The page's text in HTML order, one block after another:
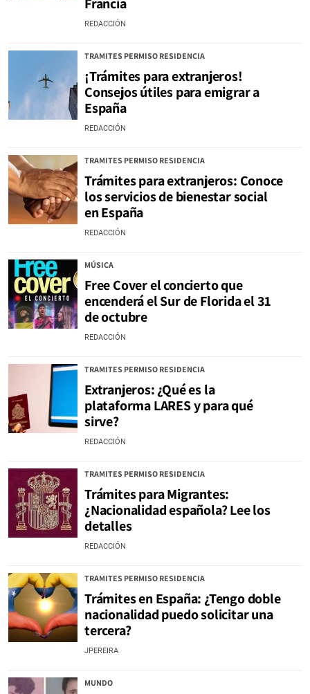
REDACCIÓN
TRAMITES PERMISO RESIDENCIA
¡Trámites para extranjeros!
Consejos útiles para emigrar a
España
REDACCIÓN
TRAMITES PERMISO RESIDENCIA
Trámites para extranjeros: Conoce
los servicios de bienestar social
en España
REDACCIÓN
MÚSICA
Free Cover el concierto que
encenderá el Sur de Florida el 31
de octubre
REDACCIÓN
TRAMITES PERMISO RESIDENCIA
Extranjeros: ¿Qué es la
plataforma LARES y para qué
sirve?
REDACCIÓN
TRAMITES PERMISO RESIDENCIA
Trámites para Migrantes:
¿Nacionalidad española? Lee los
detalles
REDACCIÓN
TRAMITES PERMISO RESIDENCIA
Trámites en España: ¿Tengo doble
nacionalidad puedo solicitar una
tercera?
JPEREIRA
MUNDO